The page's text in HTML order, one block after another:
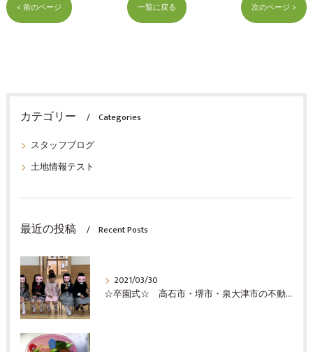
< 前のページ 一覧に戻る 次のページ >
カテゴリー
Categories
スタッフブログ
土地情報テスト
最近の投稿 Recent Posts
2021/03/30
☆卒園式☆ 高石市・堺市・泉大津市の不動産の事ならココロホーム株式会社にお問い合わせください